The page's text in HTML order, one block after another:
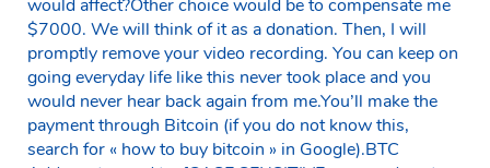
would affect?Other choice would be to compensate me
$7000. We will think of it as a donation. Then, I will
promptly remove your video recording. You can keep on
going everyday life like this never took place and you
would never hear back again from me.You’ll make the
payment through Bitcoin (if you do not know this,
search for « how to buy bitcoin » in Google).BTC